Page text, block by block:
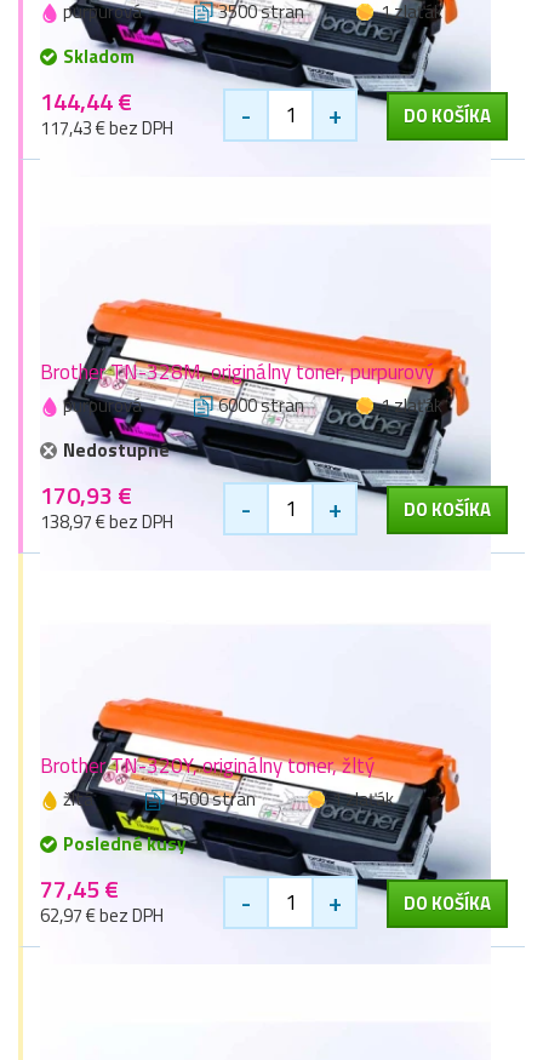
purpurová 3500 stran
1 zlaťák
Skladom
144,44 €
117,43 € bez DPH - + DO KOŠÍKA
Brother TN-328M, originálny toner, purpurový
purpurová 6000 stran
1 zlaťák
Nedostupné
170,93 €
138,97 € bez DPH - + DO KOŠÍKA
Brother TN-320Y, originálny toner, žltý
žltá 1500 stran
1 zlaťák
Posledné kusy
77,45 €
62,97 € bez DPH - + DO KOŠÍKA